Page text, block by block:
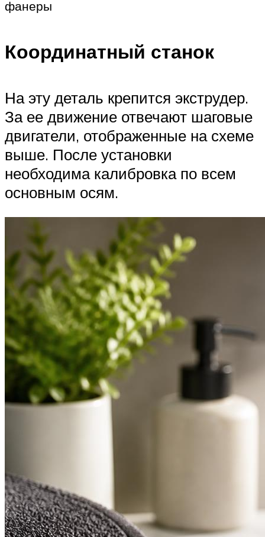
фанеры
Координатный станок
На эту деталь крепится экструдер.
За ее движение отвечают шаговые
двигатели, отображенные на схеме
выше. После установки
необходима калибровка по всем
основным осям.